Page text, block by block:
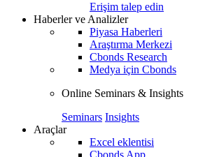
Erişim talep edin
Haberler ve Analizler
Piyasa Haberleri
Araştırma Merkezi
Cbonds Research
Medya için Cbonds
Online Seminars & Insights
Seminars Insights
Araçlar
Excel eklentisi
Cbonds App